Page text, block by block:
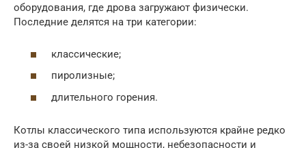
оборудования, где дрова загружают физически.
Последние делятся на три категории:
классические;
пиролизные;
длительного горения.
Котлы классического типа используются крайне редко
из-за своей низкой мощности, небезопасности и